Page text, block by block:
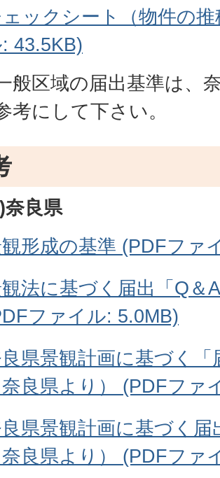
ックシート（物件の
43.5KB)
般区域の届出基準は、
考にして下さい。
奈良県
形成の基準 (PDFファ
法に基づく届出「Q＆
ファイル: 5.0MB)
県景観計画に基づく「
奈良県より） (PDFファ
県景観計画に基づく届
奈良県より） (PDFファ